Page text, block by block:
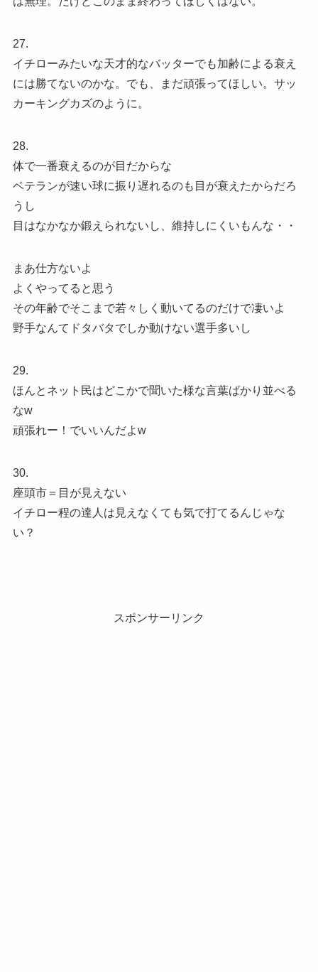
27.
イチローみたいな天才的なバッターでも加齢による衰え
には勝てないのかな。でも、まだ頑張ってほしい。サッ
カーキングカズのように。
28.
体で一番衰えるのが目だからな
ベテランが速い球に振り遅れるのも目が衰えたからだろ
うし
目はなかなか鍛えられないし、維持しにくいもんな・・
まあ仕方ないよ
よくやってると思う
その年齢でそこまで若々しく動いてるのだけで凄いよ
野手なんてドタバタでしか動けない選手多いし
29.
ほんとネット民はどこかで聞いた様な言葉ばかり並べる
なw
頑張れー！でいいんだよw
30.
座頭市＝目が見えない
イチロー程の達人は見えなくても気で打てるんじゃな
い？
スポンサーリンク